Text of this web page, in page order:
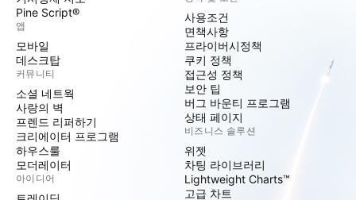
Pine Script®
앱
모바일
데스크탑
커뮤니티
소셜 네트웍
사랑의 벽
프렌드 리퍼하기
크리에이터 프로그램
하우스룰
모더레이터
아이디어
사용조건
면책사항
프라이버시정책
쿠키 정책
접근성 정책
보안 팁
버그 바운티 프로그램
상태 페이지
비즈니스 솔루션
위젯
차팅 라이브러리
Lightweight Charts™
고급 차트